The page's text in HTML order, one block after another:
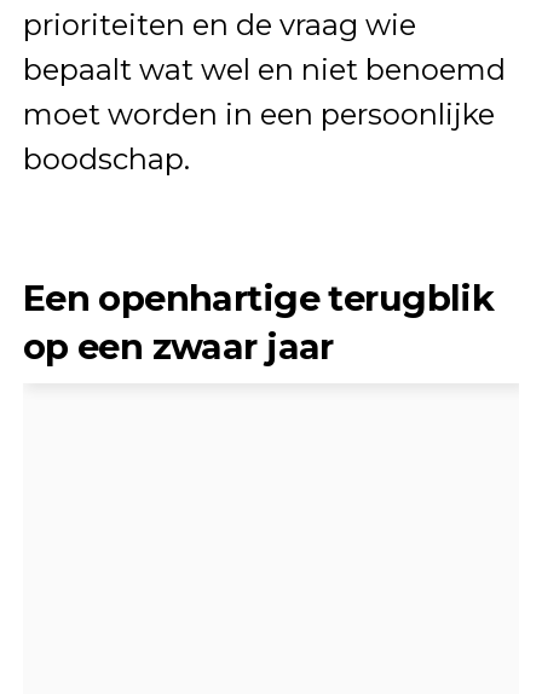
prioriteiten en de vraag wie
bepaalt wat wel en niet benoemd
moet worden in een persoonlijke
boodschap.
Een openhartige terugblik
op een zwaar jaar